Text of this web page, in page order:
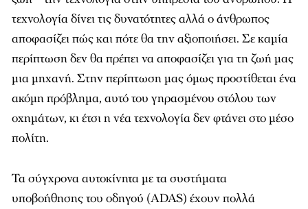
τεχνολογία δίνει τις δυνατότητες αλλά ο άνθρωπος
αποφασίζει πώς και πότε θα την αξιοποιήσει. Σε καμία
περίπτωση δεν θα πρέπει να αποφασίζει για τη ζωή μας
μια μηχανή. Στην περίπτωση μας όμως προστίθεται ένα
ακόμη πρόβλημα, αυτό του γηρασμένου στόλου των
οχημάτων, κι έτσι η νέα τεχνολογία δεν φτάνει στο μέσο
πολίτη.
Τα σύγχρονα αυτοκίνητα με τα συστήματα
υποβοήθησης του οδηγού (ADAS) έχουν πολλά